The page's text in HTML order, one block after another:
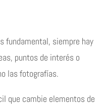
fundamental, siempre hay
puntos de interés o
las fotografías.
que cambie elementos de